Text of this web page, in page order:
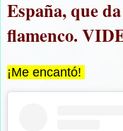
España, que
flamenco.
¡Me encantó!